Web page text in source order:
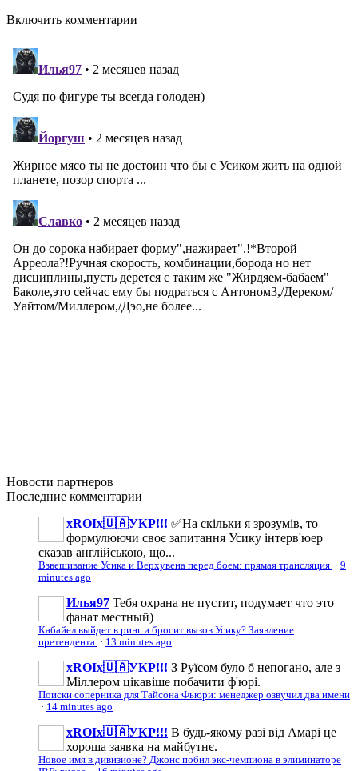
Включить комментарии
Новости партнеров
Последние комментарии
xROIx🇺🇦УКР!!! ✅На скільки я зрозумів, то
формулюючи своє запитання Усику інтерв'юер
сказав англійською, що...
Взвешивание Усика и Верхувена перед боем: прямая трансляция · 9
minutes ago
Илья97 Тебя охрана не пустит, подумает что это
фанат местный)
Кабайел выйдет в ринг и бросит вызов Усику? Заявление
претендента · 13 minutes ago
xROIx🇺🇦УКР!!! З Руїсом було б непогано, але з
Міллером цікавіше побачити ф'юрі.
Поиски соперника для Тайсона Фьюри: менеджер озвучил два имени
· 14 minutes ago
xROIx🇺🇦УКР!!! В будь-якому разі від Амарі це
хороша заявка на майбутнє.
Новое имя в дивизионе? Джонс побил экс-чемпиона в элиминаторе